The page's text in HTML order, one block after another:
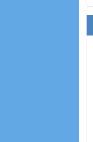
الممارسة الكروية بجهة
تكوين متخصص في التراث
؟
الكوريغرافية بالداخلة